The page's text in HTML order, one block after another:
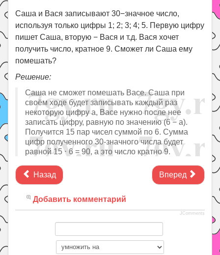
Саша и Вася записывают 30−значное число,
используя только цифры 1; 2; 3; 4; 5. Первую цифру
пишет Саша, вторую − Вася и т.д. Вася хочет
получить число, кратное 9. Сможет ли Саша ему
помешать?
Решение:
Саша не сможет помешать Васе. Саша при
своём ходе будет записывать каждый раз
некоторую цифру a, Васе нужно после нее
записать цифру, равную по значению (6 − a).
Получится 15 пар чисел суммой по 6. Сумма
цифр полученного 30-значного числа будет
равной 15 ⋅ 6 = 90, а это число кратно 9.
Назад Вперед
Добавить комментарий
JComments